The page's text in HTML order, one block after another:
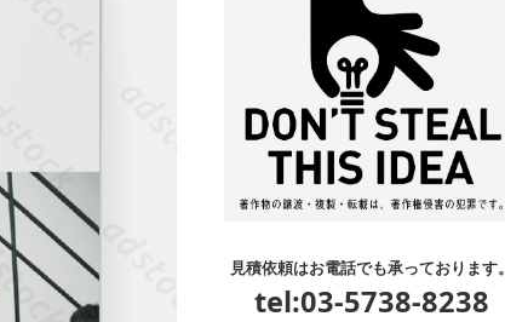
見積依頼はお電話でも承っております。
tel:03-5738-8238